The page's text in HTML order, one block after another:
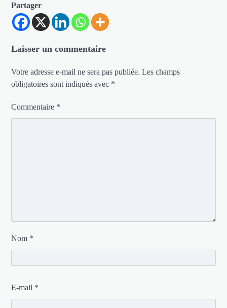
Partager
Laisser un commentaire
Votre adresse e-mail ne sera pas publiée. Les champs
obligatoires sont indiqués avec *
Commentaire *
Nom *
E-mail *